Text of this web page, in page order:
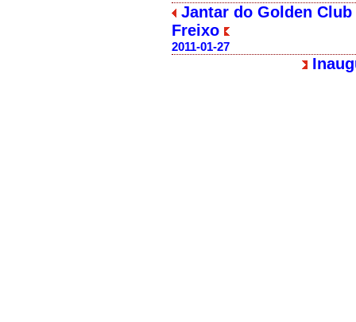
Jantar do Golden Club
Freixo
2011-01-27